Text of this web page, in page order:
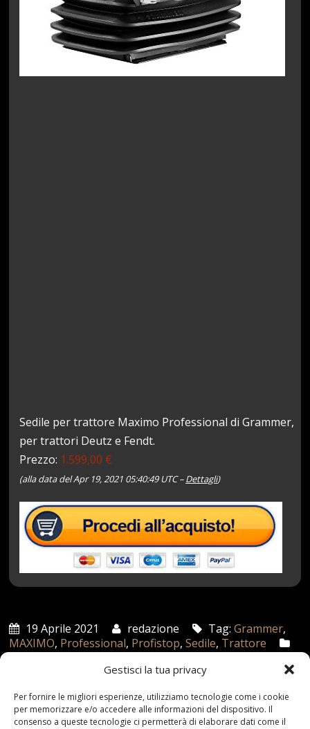
Gestisci la tua privacy
Per fornire le migliori esperienze, utilizziamo tecnologie come i cookie
per memorizzare e/o accedere alle informazioni del dispositivo. Il
consenso a queste tecnologie ci permetterà di elaborare dati come il
Sedile per trattore Maximo Professional di Grammer,
per trattori Deutz e Fendt.
Prezzo: 1.599,00 €
(alla data del Apr 19, 2021 05:40:49 UTC –Dettagli)
19 Aprile 2021 redazione Tag:Grammer,
MAXIMO, Professional, Profistop,Sedile, Trattore
Articoli recenti